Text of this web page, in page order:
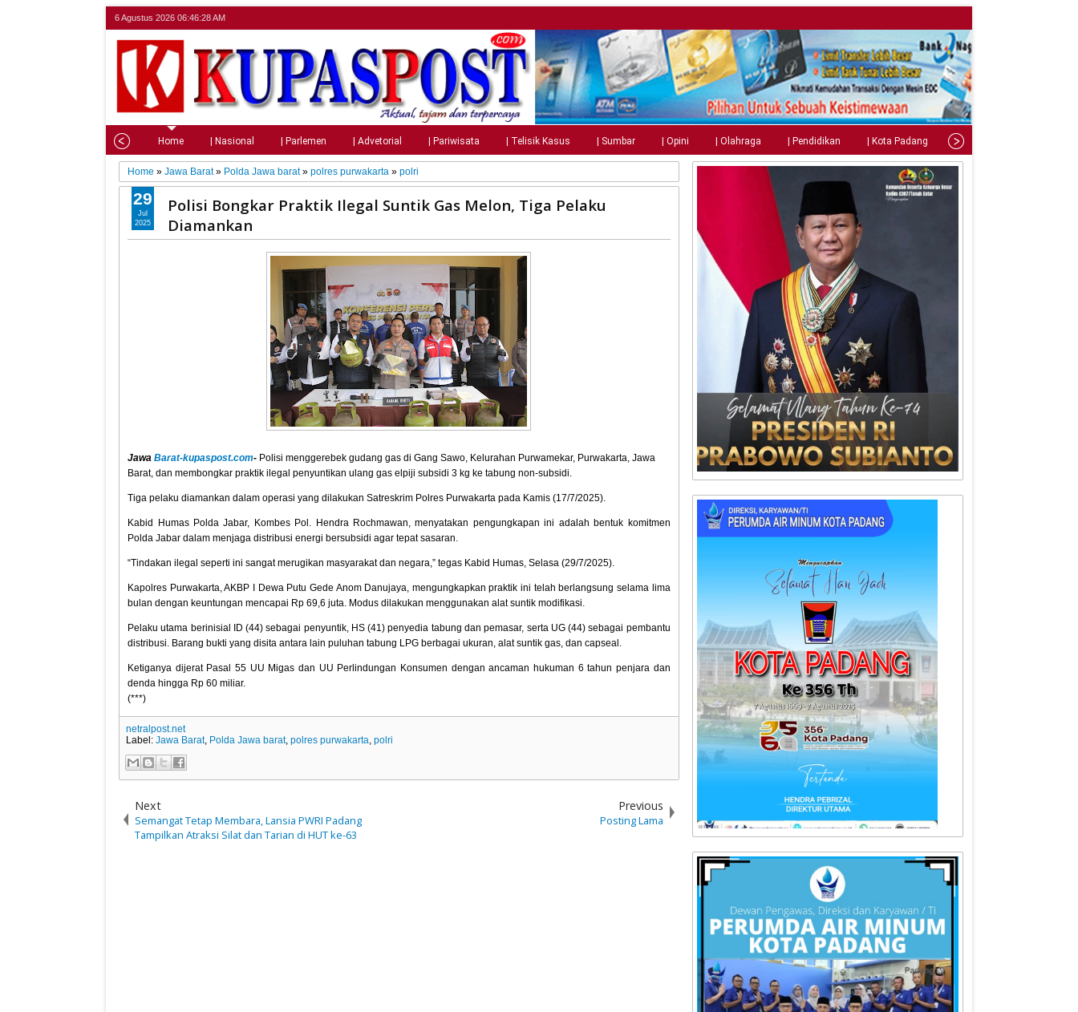
6 Agustus 2026 06:46:30 AM
Home | Nasional | Parlemen | Advetorial | Pariwisata | Telisik Kasus | Sumbar | Opini | Olahraga | Pendidikan | Kota Padang | Tips
Home »Jawa Barat» Polda Jawa barat»polres purwakarta »polri
Polisi Bongkar Praktik Ilegal Suntik Gas Melon, Tiga Pelaku
Diamankan
JawaBarat-kupaspost.com- Polisi menggerebek gudang gas di Gang Sawo, Kelurahan Purwamekar, Purwakarta, Jawa
Barat, dan membongkar praktik ilegal penyuntikan ulang gas elpiji subsidi 3 kg ke tabung non-subsidi.
Tiga pelaku diamankan dalam operasi yang dilakukan Satreskrim Polres Purwakarta pada Kamis (17/7/2025).
Kabid Humas Polda Jabar, Kombes Pol. Hendra Rochmawan, menyatakan pengungkapan ini adalah bentuk komitmen
Polda Jabar dalam menjaga distribusi energi bersubsidi agar tepat sasaran.
“Tindakan ilegal seperti ini sangat merugikan masyarakat dan negara,” tegas Kabid Humas, Selasa (29/7/2025).
Kapolres Purwakarta, AKBP I Dewa Putu Gede Anom Danujaya, mengungkapkan praktik ini telah berlangsung selama lima
bulan dengan keuntungan mencapai Rp 69,6 juta. Modus dilakukan menggunakan alat suntik modifikasi.
Pelaku utama berinisial ID (44) sebagai penyuntik, HS (41) penyedia tabung dan pemasar, serta UG (44) sebagai pembantu
distribusi. Barang bukti yang disita antara lain puluhan tabung LPG berbagai ukuran, alat suntik gas, dan capseal.
Ketiganya dijerat Pasal 55 UU Migas dan UU Perlindungan Konsumen dengan ancaman hukuman 6 tahun penjara dan
denda hingga Rp 60 miliar.
(***)
29
Jul
2025
netralpost.net
Label:Jawa Barat, Polda Jawa barat,polres purwakarta,polri
Next
Semangat Tetap Membara, Lansia PWRI Padang
Tampilkan Atraksi Silat dan Tarian di HUT ke-63
Previous
Posting Lama